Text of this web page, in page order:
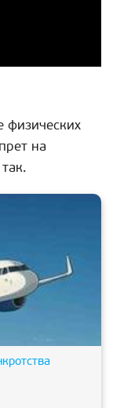
физических
на